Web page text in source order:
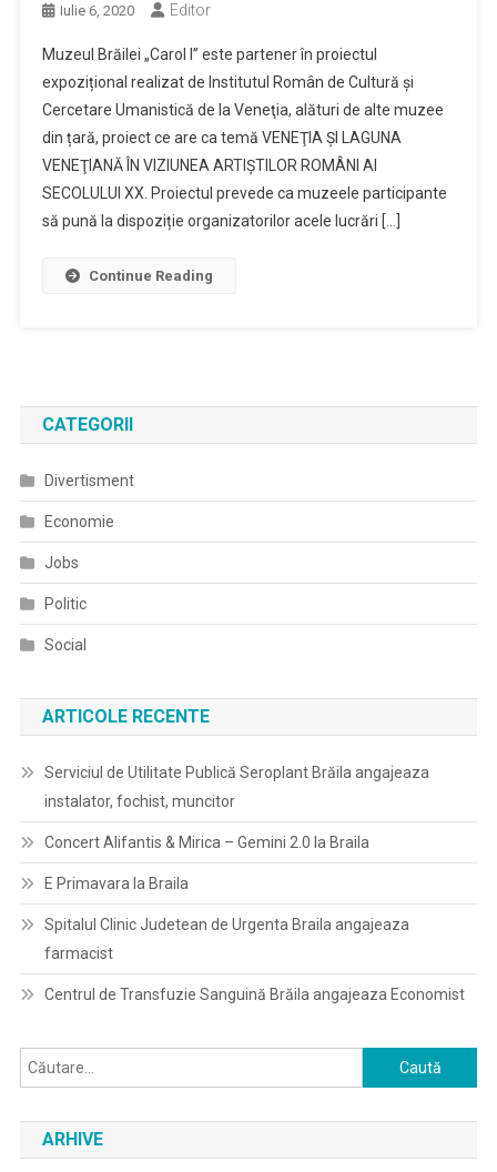
Iulie 6, 2020 Editor
Muzeul Brăilei „Carol I” este partener în proiectul
expozițional realizat de Institutul Român de Cultură şi
Cercetare Umanistică de la Veneţia, alături de alte muzee
din țară, proiect ce are ca temă VENEŢIA ŞI LAGUNA
VENEŢIANĂ ÎN VIZIUNEA ARTIŞTILOR ROMÂNI AI
SECOLULUI XX. Proiectul prevede ca muzeele participante
să pună la dispoziție organizatorilor acele lucrări […]
Continue Reading
CATEGORII
Divertisment
Economie
Jobs
Politic
Social
ARTICOLE RECENTE
Serviciul de Utilitate Publică Seroplant Brăila angajeaza
instalator, fochist, muncitor
Concert Alifantis & Mirica – Gemini 2.0 la Braila
E Primavara la Braila
Spitalul Clinic Judetean de Urgenta Braila angajeaza
farmacist
Centrul de Transfuzie Sanguină Brăila angajeaza Economist
Caută
după:
ARHIVE